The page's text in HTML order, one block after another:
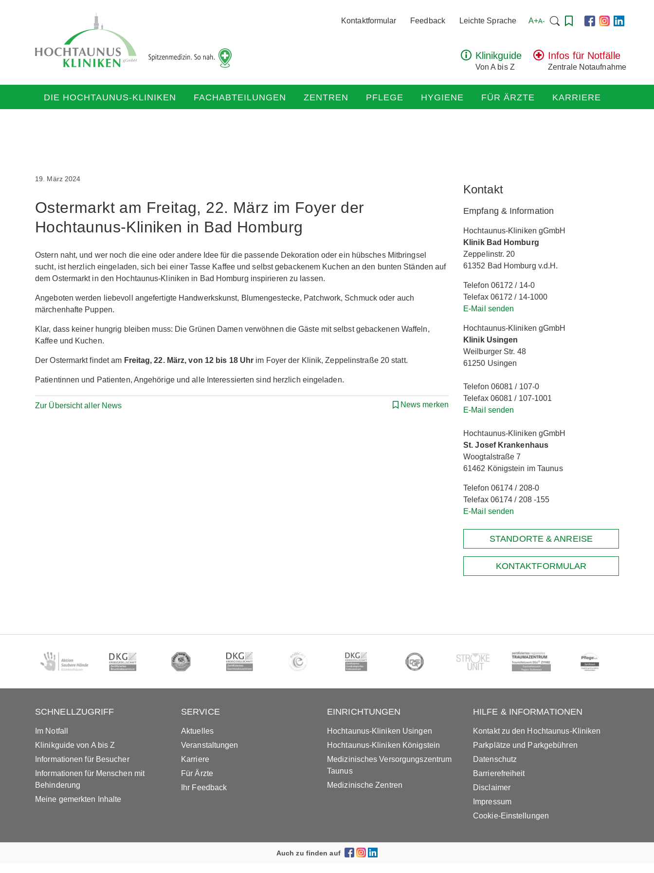
zur
Startseite
Kontaktformular Feedback Leichte Sprache A+A- Suchen
Klinikguide
Von A bis Z
Infos für Notfälle
Zentrale Notaufnahme
DIE HOCHTAUNUS-KLINIKEN FACHABTEILUNGEN ZENTREN PFLEGE HYGIENE FÜR ÄRZTE KARRIERE
19. März 2024
Ostermarkt am Freitag, 22. März im Foyer der
Hochtaunus-Kliniken in Bad Homburg
Ostern naht, und wer noch die eine oder andere Idee für die passende Dekoration oder ein hübsches Mitbringsel
sucht, ist herzlich eingeladen, sich bei einer Tasse Kaffee und selbst gebackenem Kuchen an den bunten Ständen auf
dem Ostermarkt in den Hochtaunus-Kliniken in Bad Homburg inspirieren zu lassen.
Angeboten werden liebevoll angefertigte Handwerkskunst, Blumengestecke, Patchwork, Schmuck oder auch
märchenhafte Puppen.
Klar, dass keiner hungrig bleiben muss: Die Grünen Damen verwöhnen die Gäste mit selbst gebackenen Waffeln,
Kaffee und Kuchen.
Der Ostermarkt findet am Freitag, 22. März, von 12 bis 18 Uhr im Foyer der Klinik, Zeppelinstraße 20 statt.
Patientinnen und Patienten, Angehörige und alle Interessierten sind herzlich eingeladen.
Zur Übersicht aller News News merken
Kontakt
Empfang & Information
Hochtaunus-Kliniken gGmbH
Klinik Bad Homburg
Zeppelinstr. 20
61352 Bad Homburg v.d.H.
Telefon 06172 / 14-0
Telefax 06172 / 14-1000
E-Mail senden
Hochtaunus-Kliniken gGmbH
Klinik Usingen
Weilburger Str. 48
61250 Usingen
Telefon 06081 / 107-0
Telefax 06081 / 107-1001
E-Mail senden
Hochtaunus-Kliniken gGmbH
St. Josef Krankenhaus
Woogtalstraße 7
61462 Königstein im Taunus
Telefon 06174 / 208-0
Telefax 06174 / 208 -155
E-Mail senden
STANDORTE & ANREISE
KONTAKTFORMULAR
SCHNELLZUGRIFF
Im Notfall
Klinikguide von A bis Z
Informationen für Besucher
Informationen für Menschen mit
Behinderung
Meine gemerkten Inhalte
SERVICE
Aktuelles
Veranstaltungen
Karriere
Für Ärzte
Ihr Feedback
EINRICHTUNGEN
Hochtaunus-Kliniken Usingen
Hochtaunus-Kliniken Königstein
Medizinisches Versorgungszentrum
Taunus
Medizinische Zentren
HILFE & INFORMATIONEN
Kontakt zu den Hochtaunus-Kliniken
Parkplätze und Parkgebühren
Datenschutz
Barrierefreiheit
Disclaimer
Impressum
Cookie-Einstellungen
Auch zu finden auf